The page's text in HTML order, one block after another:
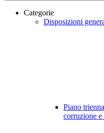
Categorie
Disposizioni
Piano
corruzione e